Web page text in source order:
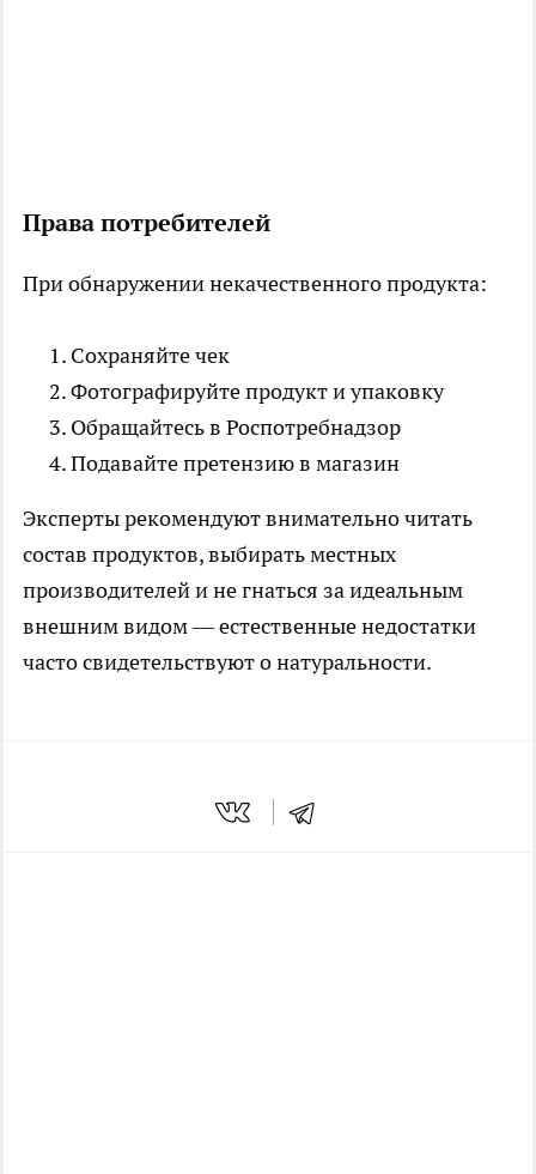
Права потребителей
При обнаружении некачественного продукта:
Сохраняйте чек
Фотографируйте продукт и упаковку
Обращайтесь в Роспотребнадзор
Подавайте претензию в магазин
Эксперты рекомендуют внимательно читать
состав продуктов, выбирать местных
производителей и не гнаться за идеальным
внешним видом — естественные недостатки
часто свидетельствуют о натуральности.